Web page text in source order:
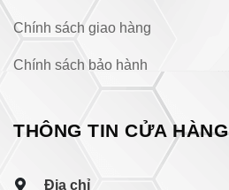
Chính sách giao hàng
Chính sách bảo hành
THÔNG TIN CỬA HÀNG
Địa chỉ